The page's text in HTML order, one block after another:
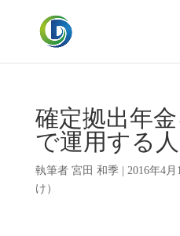
確定拠出年
で運用する
執筆者 宮田 和季| 2016年4月
け）